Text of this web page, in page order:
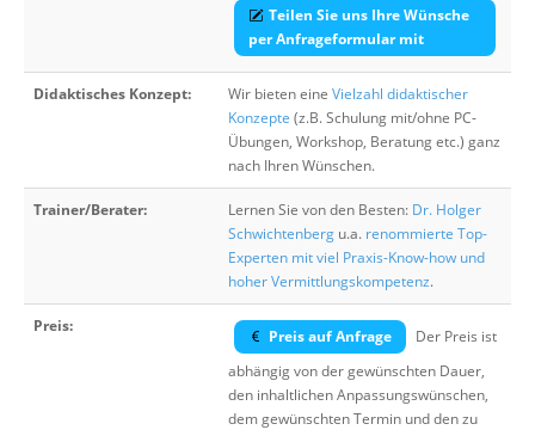
Teilen Sie uns Ihre Wünsche
per Anfrageformular mit
Didaktisches Konzept: Wir bieten eine Vielzahl didaktischer
Konzepte (z.B. Schulung mit/ohne PC-
Übungen, Workshop, Beratung etc.) ganz
nach Ihren Wünschen.
Trainer/Berater: Lernen Sie von den Besten: Dr. Holger
Schwichtenberg u.a. renommierte Top-
Experten mit viel Praxis-Know-how und
hoher Vermittlungskompetenz.
Preis:
Preis auf Anfrage
Der Preis ist
abhängig von der gewünschten Dauer,
den inhaltlichen Anpassungswünschen,
dem gewünschten Termin und den zu